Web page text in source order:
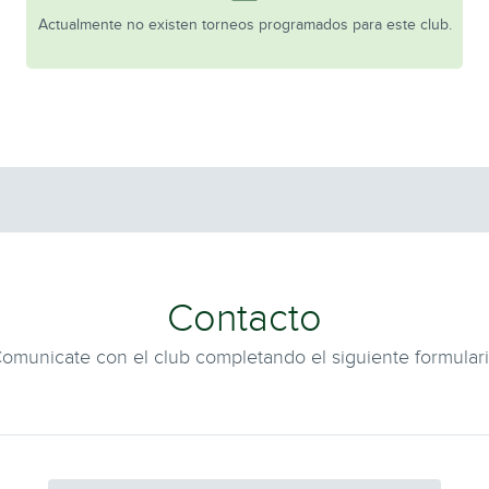
Actualmente no existen torneos programados para este club.
Contacto
con el club completando el siguiente